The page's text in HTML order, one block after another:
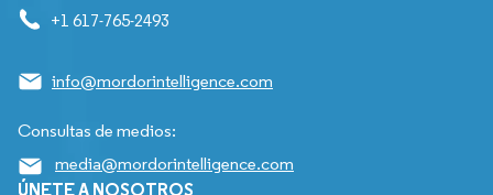
+1 617-765-2493
info@mordorintelligence.com
Consultas de medios:
media@mordorintelligence.com
ÚNETE A NOSOTROS